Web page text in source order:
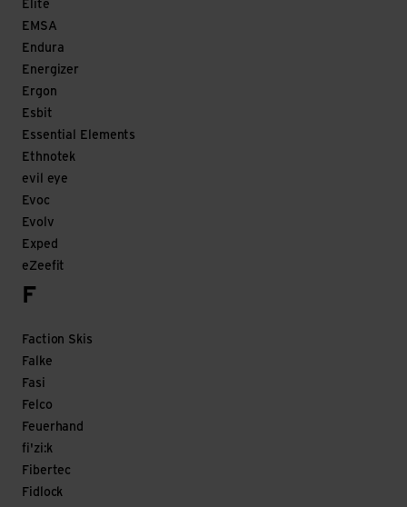
Elite
EMSA
Endura
Energizer
Ergon
Esbit
Essential Elements
Ethnotek
evil eye
Evoc
Evolv
Exped
eZeefit
F
Faction Skis
Falke
Fasi
Felco
Feuerhand
fi'zi:k
Fibertec
Fidlock